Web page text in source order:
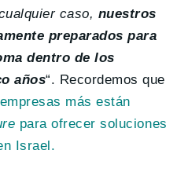
caso, nuestros
preparados para
dentro de los
años“. Recordemos que
más están
para ofrecer soluciones
Israel.